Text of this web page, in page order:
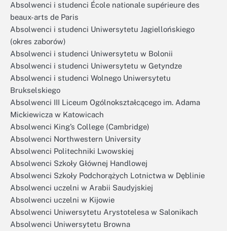
Absolwenci i studenci École nationale supérieure des
beaux-arts de Paris
Absolwenci i studenci Uniwersytetu Jagiellońskiego
(okres zaborów)
Absolwenci i studenci Uniwersytetu w Bolonii
Absolwenci i studenci Uniwersytetu w Getyndze
Absolwenci i studenci Wolnego Uniwersytetu
Brukselskiego
Absolwenci III Liceum Ogólnokształcącego im. Adama
Mickiewicza w Katowicach
Absolwenci King’s College (Cambridge)
Absolwenci Northwestern University
Absolwenci Politechniki Lwowskiej
Absolwenci Szkoły Głównej Handlowej
Absolwenci Szkoły Podchorążych Lotnictwa w Dęblinie
Absolwenci uczelni w Arabii Saudyjskiej
Absolwenci uczelni w Kijowie
Absolwenci Uniwersytetu Arystotelesa w Salonikach
Absolwenci Uniwersytetu Browna